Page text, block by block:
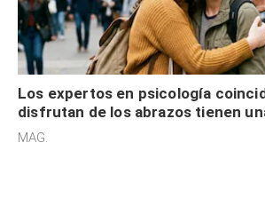
Los expertos en psicología
disfrutan de los abrazos tienen
sensibilidad a los estímulos físicos
MAG.